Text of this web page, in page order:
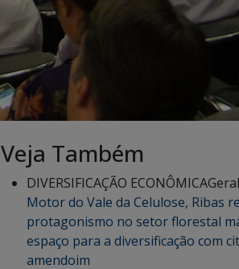
Veja Também
DIVERSIFICAÇÃO ECONÔMICAGeral
Motor do Vale da Celulose, Ribas
protagonismo no setor florestal
espaço para a diversificação com
amendoim